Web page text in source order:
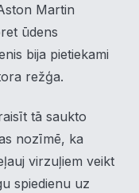
Martin
ūdens
bija pietiekami
režģa.
tā saukto
nozīmē, ka
virzuļiem veikt
spiedienu uz